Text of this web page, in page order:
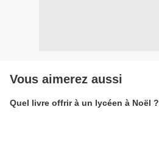
Vous aimerez aussi
Quel livre offrir à un lycéen à Noël ?